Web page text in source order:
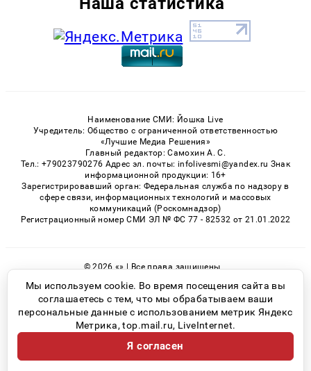
Наименование СМИ: Йошка Live
Учредитель: Общество с ограниченной ответственностью
«Лучшие Медиа Решения»
Главный редактор: Самохин А. С.
Тел.: +79023790276 Адрес эл. почты: infolivesmi@yandex.ru Знак
информационной продукции: 16+
Зарегистрировавший орган: Федеральная служба по надзору в
сфере связи, информационных технологий и массовых
коммуникаций (Роскомнадзор)
Регистрационный номер СМИ ЭЛ № ФС 77 - 82532 от 21.01.2022
© 2026 «» | Все права защищены
Возрастная категория сайта 16+
Политика конфиденциальности
Мы используем cookie. Во время посещения сайта вы
соглашаетесь с тем, что мы обрабатываем ваши
персональные данные с использованием метрик Яндекс
Метрика, top.mail.ru, LiveInternet.
Я согласен